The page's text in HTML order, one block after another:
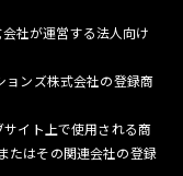
社が運営する法人向け
ョンズ株式会社の登録商
サイト上で使用される商
たはその関連会社の登録